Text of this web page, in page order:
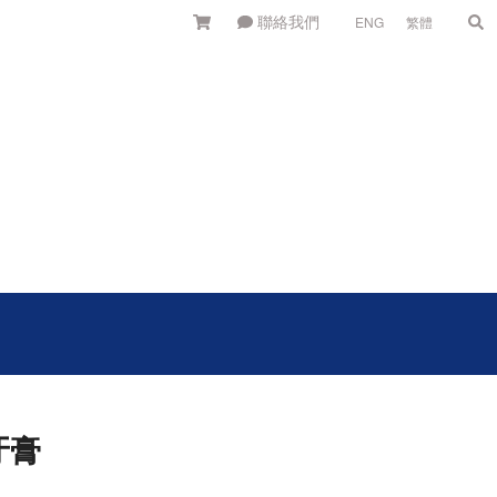
聯絡我們 ENG 繁體
膏